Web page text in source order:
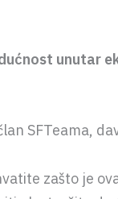
unutar
SFTeama,
zašto je